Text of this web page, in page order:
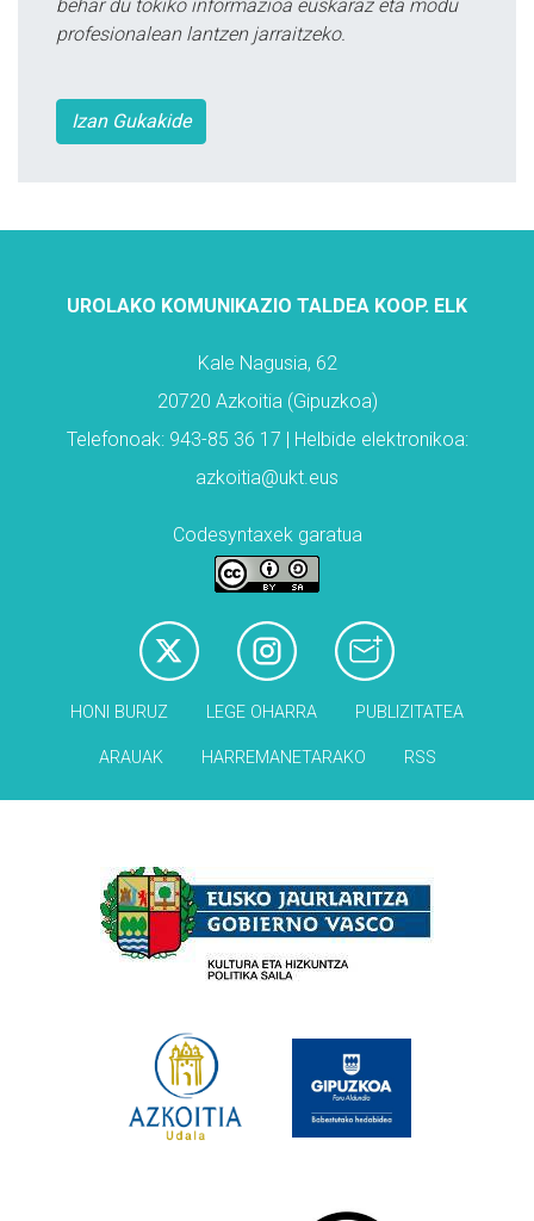
behar du tokiko informazioa euskaraz eta modu
profesionalean lantzen jarraitzeko.
Izan Gukakide
UROLAKO KOMUNIKAZIO TALDEA KOOP. ELK
Kale Nagusia, 62
20720 Azkoitia (Gipuzkoa)
Telefonoak: 943-85 36 17 | Helbide elektronikoa:
azkoitia@ukt.eus
Codesyntaxek garatua
HONI BURUZ LEGE OHARRA PUBLIZITATEA
ARAUAK HARREMANETARAKO RSS